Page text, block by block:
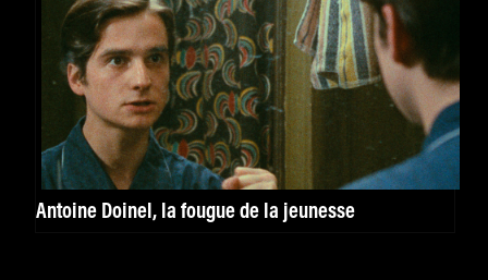
Antoine Doinel, la fougue de la jeunesse